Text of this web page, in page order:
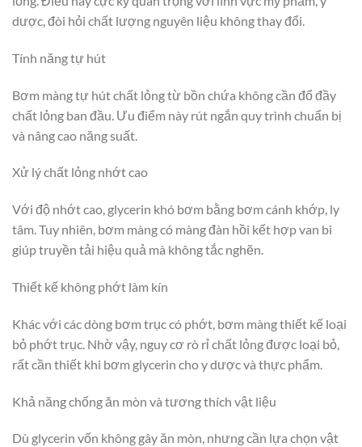
dược, đòi hỏi chất lượng nguyên liệu không thay đổi.
Tính năng tự hút
Bơm màng tự hút chất lỏng từ bồn chứa không cần đổ đầy
chất lỏng ban đầu. Ưu điểm này rút ngắn quy trình chuẩn bị
và nâng cao năng suất.
Xử lý chất lỏng nhớt cao
Với độ nhớt cao, glycerin khó bơm bằng bơm cánh khớp, ly
tâm. Tuy nhiên, bơm màng có màng đàn hồi kết hợp van bi
giúp truyền tải hiệu quả mà không tắc nghẽn.
Thiết kế không phớt làm kín
Khác với các dòng bơm trục có phớt, bơm màng thiết kế loại
bỏ phớt trục. Nhờ vậy, nguy cơ rò rỉ chất lỏng được loại bỏ,
rất cần thiết khi bơm glycerin cho y dược và thực phẩm.
Khả năng chống ăn mòn và tương thích vật liệu
Dù glycerin vốn không gây ăn mòn, nhưng cần lựa chọn vật